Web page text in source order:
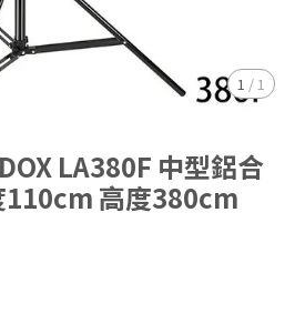
1 / 1
LA380F 中型鋁合
110cm 高度380cm